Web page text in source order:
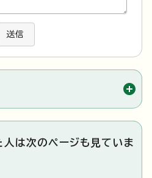
送信
人は次のページも見ていま